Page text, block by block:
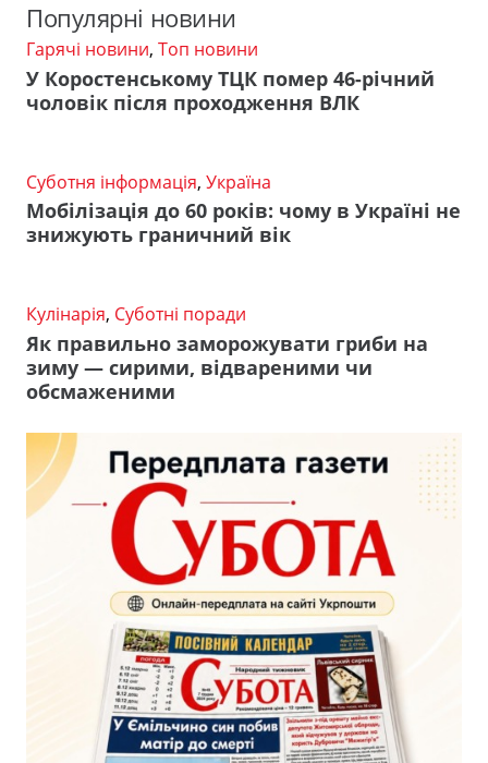
Популярні новини
Гарячі новини, Топ новини
У Коростенському ТЦК помер 46-річний
чоловік після проходження ВЛК
Суботня інформація, Україна
Мобілізація до 60 років: чому в Україні не
знижують граничний вік
Кулінарія, Суботні поради
Як правильно заморожувати гриби на
зиму — сирими, відвареними чи
обсмаженими